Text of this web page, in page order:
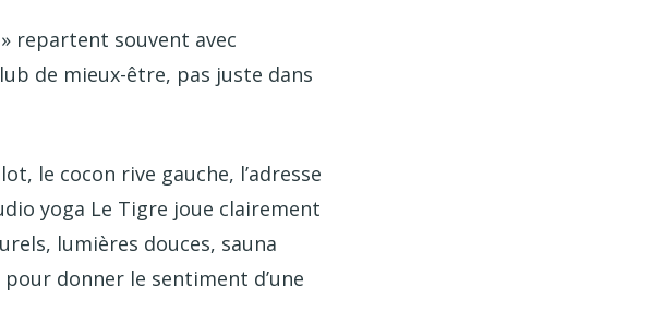
repartent souvent avec
de mieux-être, pas juste dans
le cocon rive gauche, l’adresse
yoga Le Tigre joue clairement
lumières douces, sauna
donner le sentiment d’une